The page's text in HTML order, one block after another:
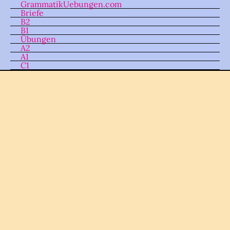
Skip
content
GrammatikUebungen.com
Briefe
B2
B1
Übungen
A2
A1
C1